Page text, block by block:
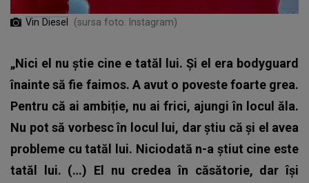
Vin Diesel (sursa foto: Instagram)
„Nici el nu știe cine e tatăl lui. Și el era bodyguard
înainte să fie faimos. A avut o poveste foarte grea.
Pentru că ai ambiție, nu ai frici, ajungi în locul ăla.
Nu pot să vorbesc în locul lui, dar știu că și el avea
probleme cu tatăl lui. Niciodată n-a știut cine este
tatăl lui. (…) El nu credea în căsătorie, dar își